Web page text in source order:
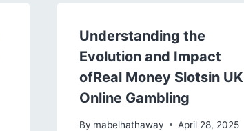
Understanding the
Evolution and Impact
ofReal Money Slotsin UK
Online Gambling
By mabelhathaway April 28, 2025